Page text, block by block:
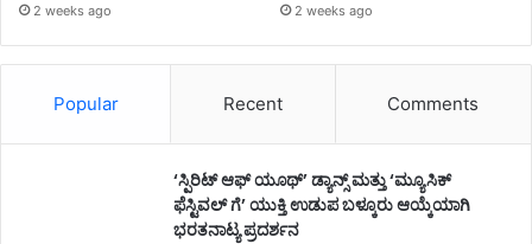
2 weeks ago 2 weeks ago
Popular Recent Comments
‘ಸ್ಪಿರಿಟ್ ಆಫ್ ಯೂಥ್’ ಡ್ಯಾನ್ಸ್ ಮತ್ತು ‘ಮ್ಯೂಸಿಕ್
ಫೆಸ್ಟಿವಲ್ ಗೆ’ ಯುಕ್ತಿ ಉಡುಪ ಬಳ್ಕೂರು ಆಯ್ಕೆಯಾಗಿ
ಭರತನಾಟ್ಯ ಪ್ರದರ್ಶನ